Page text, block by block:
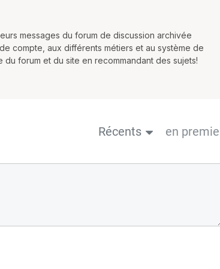
messages du forum de discussion archivée
compte, aux différents métiers et au système de
forum et du site en recommandant des sujets!
Récents en